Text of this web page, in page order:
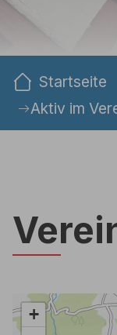
Startseite
Aktiv im